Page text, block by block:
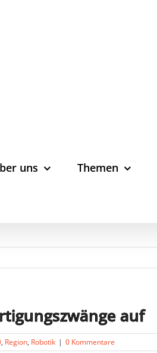
uns Themen
auf
, Region, Robotik | 0 Kommentare